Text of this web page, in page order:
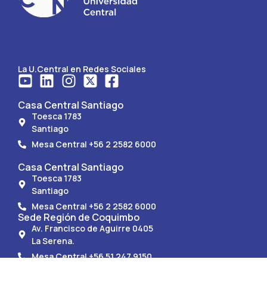
La U.Central en Redes Sociales
Casa Central Santiago
Toesca 1783
Santiago
Mesa Central +56 2 2582 6000
Casa Central Santiago
Toesca 1783
Santiago
Mesa Central +56 2 2582 6000
Sede Región de Coquimbo
Av. Francisco de Aguirre 0405
La Serena.
Mesa Central +56 51 247 9150